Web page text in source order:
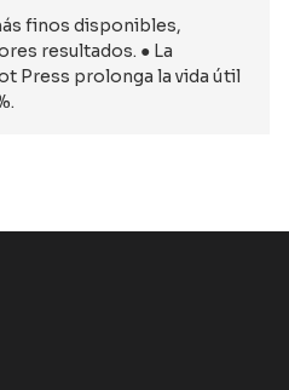
finos disponibles,
resultados. ● La
Press prolonga la vida útil